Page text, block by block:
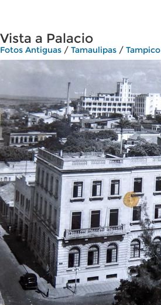
Vista a Palacio
Fotos Antiguas / Tamaulipas / Tampico